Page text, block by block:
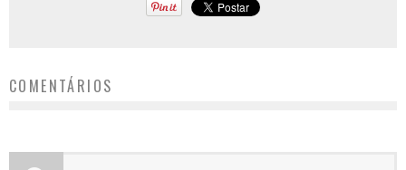
COMENTÁRIOS